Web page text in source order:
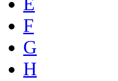
F
G
H